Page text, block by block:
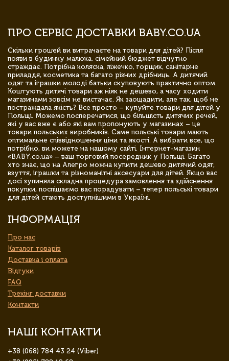
ПРО СЕРВІС ДОСТАВКИ BABY.CO.UA
Скільки грошей ви витрачаєте на товари для дітей? Після
появи в будинку малюка, сімейний бюджет відчутно
страждає. Потрібна коляска, ліжечко, горщик, санітарне
приладдя, косметика та багато різних дрібниць. А дитячий
одяг та іграшки молоді батьки скуповують практично оптом.
Коштують дитячі товари аж ніяк не дешево, а часу ходити
магазинами зовсім не вистачає. Як заощадити, але так, щоб не
постраждала якість? Все просто – купуйте товари для дітей у
Польщі. Можемо посперечатися, що більшість дитячих речей,
які у вас вже є або які вам пропонують у магазинах – це
товари польських виробників. Саме польські товари мають
оптимальне співвідношення ціни та якості. А вибрати все, що
потрібно, ви можете на нашому сайті. Інтернет-магазин
«BABY.co.ua» – ваш торговий посередник у Польщі. Багато
хто знає, що на Алегро можна купити дешево дитячий одяг,
взуття, іграшки та різноманітні аксесуари для дітей. Якщо вас
досі зупиняла складна процедура замовлення та здійснення
покупки, поспішаємо вас порадувати – тепер польські товари
для дітей стають доступнішими в Україні.
ІНФОРМАЦІЯ
Про нас
Каталог товарів
Доставка і оплата
Відгуки
FAQ
Трекінг доставки
Контакти
НАШІ КОНТАКТИ
+38 (068) 784 43 24 (Viber)